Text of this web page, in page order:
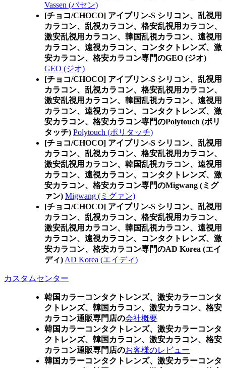
Vassen (バセン)
[チョコ/CHOCO] アイブリン-S シリコン、乱視用
カラコン、乱視カラコン、格安乱視用カラコン、
激安乱視用カラコン、韓国乱視カラコン、遠視用
カラコン、遠視カラコン、コンタクトレンズ、激
安カラコン、格安カラコン専門のGEO (ジオ)
GEO (ジオ)
[チョコ/CHOCO] アイブリン-S シリコン、乱視用
カラコン、乱視カラコン、格安乱視用カラコン、
激安乱視用カラコン、韓国乱視カラコン、遠視用
カラコン、遠視カラコン、コンタクトレンズ、激
安カラコン、格安カラコン専門のPolytouch (ポリ
タッチ) Polytouch (ポリタッチ)
[チョコ/CHOCO] アイブリン-S シリコン、乱視用
カラコン、乱視カラコン、格安乱視用カラコン、
激安乱視用カラコン、韓国乱視カラコン、遠視用
カラコン、遠視カラコン、コンタクトレンズ、激
安カラコン、格安カラコン専門のMigwang (ミグ
ァン) Migwang (ミグァン)
[チョコ/CHOCO] アイブリン-S シリコン、乱視用
カラコン、乱視カラコン、格安乱視用カラコン、
激安乱視用カラコン、韓国乱視カラコン、遠視用
カラコン、遠視カラコン、コンタクトレンズ、激
安カラコン、格安カラコン専門のAD Korea (エイ
ディ) AD Korea (エイディ)
カスタムセンター
韓国カラーコンタクトレンズ、激安カラーコンタ
クトレンズ、韓国カラコン、激安カラコン、格安
カラコン通販専門店の会社概要
韓国カラーコンタクトレンズ、激安カラーコンタ
クトレンズ、韓国カラコン、激安カラコン、格安
カラコン通販専門店のお客様のレビュー
韓国カラーコンタクトレンズ、激安カラーコンタ